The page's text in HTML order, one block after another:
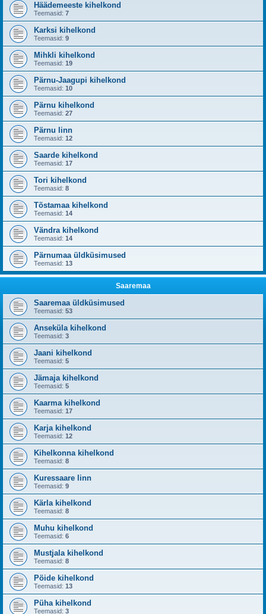
Häädemeeste kihelkond
Teemasid: 7
Karksi kihelkond
Teemasid: 9
Mihkli kihelkond
Teemasid: 19
Pärnu-Jaagupi kihelkond
Teemasid: 10
Pärnu kihelkond
Teemasid: 27
Pärnu linn
Teemasid: 12
Saarde kihelkond
Teemasid: 17
Tori kihelkond
Teemasid: 8
Tõstamaa kihelkond
Teemasid: 14
Vändra kihelkond
Teemasid: 14
Pärnumaa üldküsimused
Teemasid: 13
Saaremaa
Saaremaa üldküsimused
Teemasid: 53
Anseküla kihelkond
Teemasid: 3
Jaani kihelkond
Teemasid: 5
Jämaja kihelkond
Teemasid: 5
Kaarma kihelkond
Teemasid: 17
Karja kihelkond
Teemasid: 12
Kihelkonna kihelkond
Teemasid: 8
Kuressaare linn
Teemasid: 9
Kärla kihelkond
Teemasid: 8
Muhu kihelkond
Teemasid: 6
Mustjala kihelkond
Teemasid: 8
Pöide kihelkond
Teemasid: 13
Püha kihelkond
Teemasid: 3